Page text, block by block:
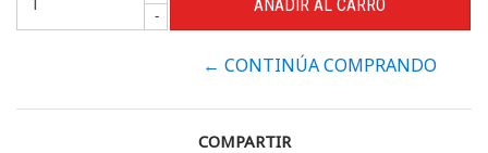
-
← CONTINÚA COMPRANDO
COMPARTIR